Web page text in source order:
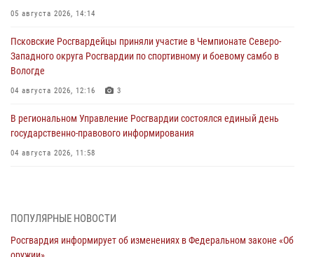
05 августа 2026, 14:14
Псковские Росгвардейцы приняли участие в Чемпионате Северо-
Западного округа Росгвардии по спортивному и боевому самбо в
Вологде
04 августа 2026, 12:16 3
В региональном Управление Росгвардии состоялся единый день
государственно-правового информирования
04 августа 2026, 11:58
03 августа 2026, 17:21
21 единицу оружия изъяли Псковские росгвардейцы за неделю
ПОПУЛЯРНЫЕ НОВОСТИ
Росгвардия информирует об изменениях в Федеральном законе «Об